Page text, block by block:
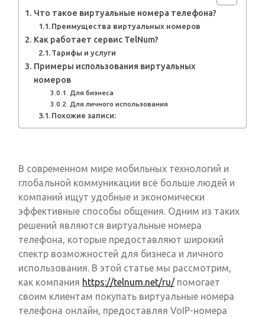
Что такое виртуальные номера телефона?
Преимущества виртуальных номеров
Как работает сервис TelNum?
Тарифы и услуги
Примеры использования виртуальных
номеров
Для бизнеса
Для личного использования
Похожие записи:
В современном мире мобильных технологий и
глобальной коммуникации всё больше людей и
компаний ищут удобные и экономически
эффективные способы общения. Одним из таких
решений являются виртуальные номера
телефона, которые предоставляют широкий
спектр возможностей для бизнеса и личного
использования. В этой статье мы рассмотрим,
как компания https://telnum.net/ru/ помогает
своим клиентам покупать виртуальные номера
телефона онлайн, предоставляя VoIP-номера